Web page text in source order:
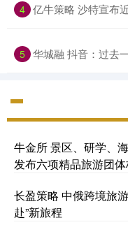
4 亿牛策略 沙特宣布
5 华城融 抖音：过去
牛金所 景区、研学、
发布六项精品旅游团
长盈策略 中俄跨境旅
赴”新旅程